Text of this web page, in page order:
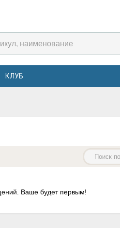
КЛУБ
Ваше будет первым!